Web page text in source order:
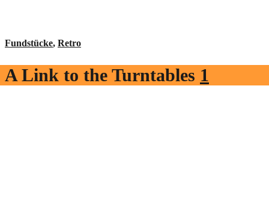
Fundstücke, Retro
A Link to the Turntables 1